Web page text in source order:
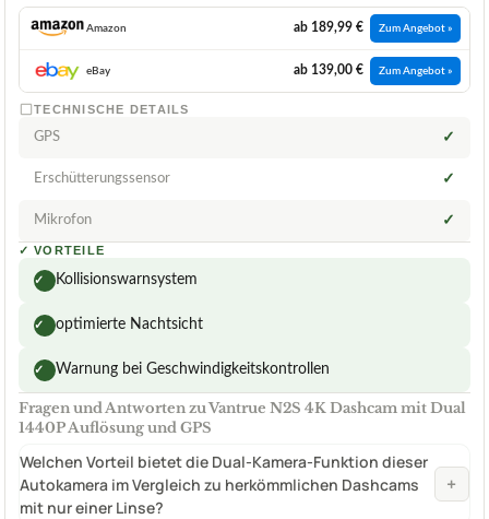
Amazon ab 189,99 € Zum Angebot »
eBay ab 139,00 € Zum Angebot »
TECHNISCHE DETAILS
GPS ✓
Erschütterungssensor ✓
Mikrofon ✓
✓ VORTEILE
✓ Kollisionswarnsystem
✓ optimierte Nachtsicht
✓ Warnung bei Geschwindigkeitskontrollen
Fragen und Antworten zu Vantrue N2S 4K Dashcam mit Dual
1440P Auflösung und GPS
Welchen Vorteil bietet die Dual-Kamera-Funktion dieser
Autokamera im Vergleich zu herkömmlichen Dashcams
mit nur einer Linse?
+